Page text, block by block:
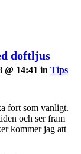
doftljus
@ 14:41 in Tips
fort som vanligt.
och ser fram
kommer jag att